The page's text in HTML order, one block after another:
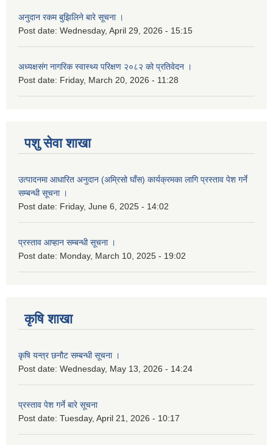
अनुदान रकम बुझिलिने बारे सूचना ।
Post date: Wednesday, April 29, 2026 - 15:15
अध्यक्षसंग नागरिक स्वास्थ्य परिक्षण २०८२ को प्रतिवेदन ।
Post date: Friday, March 20, 2026 - 11:28
पशु सेवा शाखा
उत्पादनमा आधारित अनुदान (अम्रिसो घाँस) कार्यक्रमका लागि प्रस्ताव पेश गर्ने
सम्बन्धी सूचना ।
Post date: Friday, June 6, 2025 - 14:02
प्रस्ताव आप्हान सम्बन्धी सूचना ।
Post date: Monday, March 10, 2025 - 19:02
कृषि शाखा
कृषि यन्त्र छनौट सम्बन्धी सूचना ।
Post date: Wednesday, May 13, 2026 - 14:24
प्रस्ताव पेश गर्ने बारे सूचना
Post date: Tuesday, April 21, 2026 - 10:17